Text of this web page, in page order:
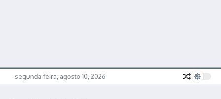
segunda-feira, agosto 10, 2026